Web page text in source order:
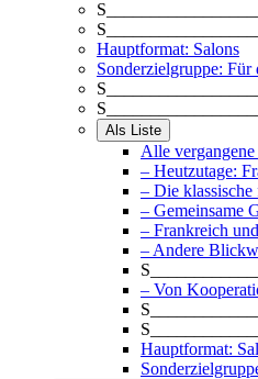
Hauptformat: Salons
Sonderzielgruppe: Für
Als Liste
Alle
– Heutzutage:
– Die
– Gemeinsame
– Frankreich
– Andere
– Von
Hauptformat: